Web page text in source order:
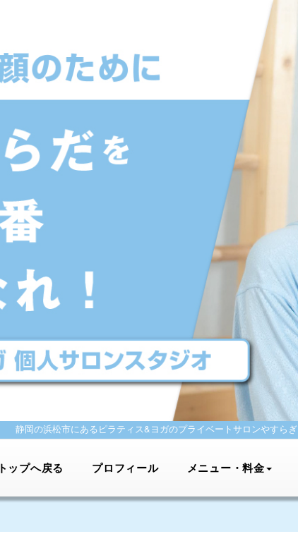
静岡の浜松市にあるピラティス&ヨガのプライベートサロンやすらぎ
トップへ戻る プロフィール メニュー・料金